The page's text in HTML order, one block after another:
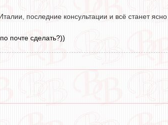
последние консультации и всё станет ясно
почте сделать?))